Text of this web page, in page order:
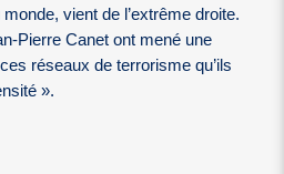
vient de l’extrême droite.
Pierre Canet ont mené une
réseaux de terrorisme qu’ils
».